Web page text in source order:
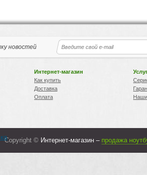
новостей
Интернет-магазин
Как купить
Доставка
Оплата
Copyright © Интернет-магазин – продажа